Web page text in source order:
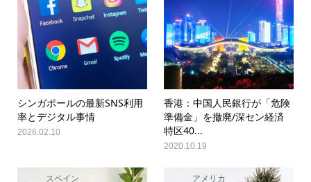
シンガポールの最新SNS利用
率とデジタル事情
2026.02.10
香港：中国人民銀行が「危険
準備金」を撤廃/深セン経済
特区40...
2020.10.19
スペイン アメリカ